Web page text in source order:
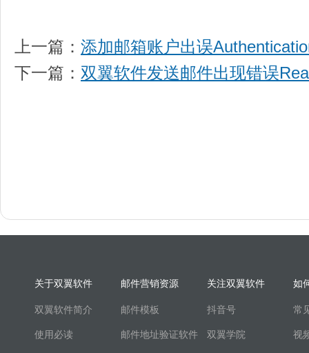
上一篇： 添加邮箱账户出误
下一篇： 双翼软件发送邮件出现错误
关于双翼软件
双翼软件简介
使用必读
邮件营销资源
邮件模板
邮件地址验证软件
关注双翼软件
抖音号
双翼学院
如
常
视